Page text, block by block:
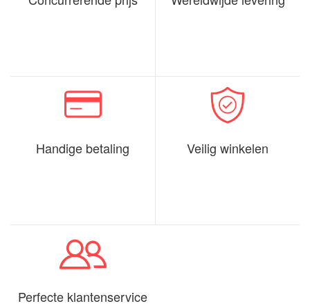
Handige betaling Veilig winkelen
Perfecte klantenservice